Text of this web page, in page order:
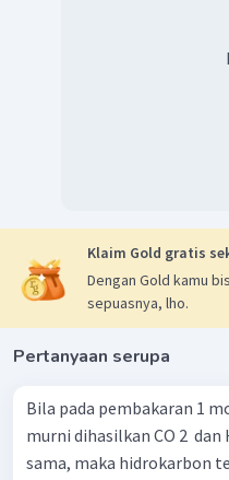
Klaim Gold gratis
Dengan Gold kamu
sepuasnya, lho.
Pertanyaan serupa
Bila pada pembakaran 1
murni dihasilkan CO 2
sama, maka hidrokarbon